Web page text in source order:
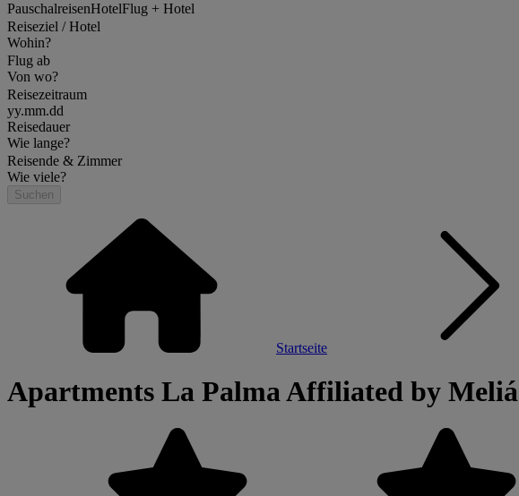
PauschalreisenHotelFlug + Hotel
Reiseziel / Hotel
Wohin?
Flug ab
Von wo?
Reisezeitraum
yy.mm.dd
Reisedauer
Wie lange?
Reisende & Zimmer
Wie viele?
Suchen
Startseite
Apartments La Palma Affiliated by Meliá